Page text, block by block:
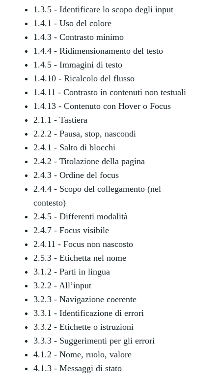
1.3.5 - Identificare lo scopo degli input
1.4.1 - Uso del colore
1.4.3 - Contrasto minimo
1.4.4 - Ridimensionamento del testo
1.4.5 - Immagini di testo
1.4.10 - Ricalcolo del flusso
1.4.11 - Contrasto in contenuti non testuali
1.4.13 - Contenuto con Hover o Focus
2.1.1 - Tastiera
2.2.2 - Pausa, stop, nascondi
2.4.1 - Salto di blocchi
2.4.2 - Titolazione della pagina
2.4.3 - Ordine del focus
2.4.4 - Scopo del collegamento (nel
contesto)
2.4.5 - Differenti modalità
2.4.7 - Focus visibile
2.4.11 - Focus non nascosto
2.5.3 - Etichetta nel nome
3.1.2 - Parti in lingua
3.2.2 - All’input
3.2.3 - Navigazione coerente
3.3.1 - Identificazione di errori
3.3.2 - Etichette o istruzioni
3.3.3 - Suggerimenti per gli errori
4.1.2 - Nome, ruolo, valore
4.1.3 - Messaggi di stato